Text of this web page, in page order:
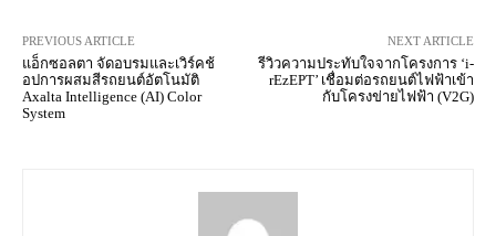
PREVIOUS ARTICLE
แอ็กซอลตา จัดอบรมและเวิร์คช้
อปการผสมสีรถยนต์อัตโนมัติ
Axalta Intelligence (AI) Color
System
NEXT ARTICLE
รีวิวความประทับใจจากโครงการ ‘i-
rEzEPT’ เชื่อมต่อรถยนต์ไฟฟ้าเข้า
กับโครงข่ายไฟฟ้า (V2G)